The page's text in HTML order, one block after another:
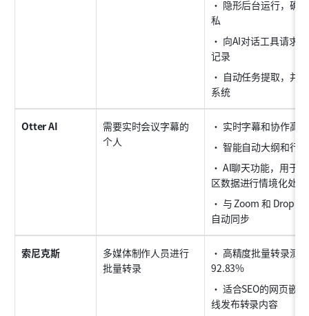
• 隐形后台运行，确
私
• 向AI对话工具请求
记录
• 自动任务提取，并
系统
Otter AI
需要实时会议字幕的
个人
• 实时字幕和协作高
• 智能自动大纲和行
• AI聊天功能，用于
区数据进行情境化处理
• 与 Zoom 和
自动同步
索尼克斯
多媒体制作人员进行
批量转录
• 高精度批量转录测
92.83%
• 适合SEO的网页嵌
线发布转录内容